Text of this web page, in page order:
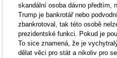
skandální osoba dávno předtím,
Trump je bankrotář nebo
zbankrotoval, tak této osobě
prezidentské funkci. Pokud je
To sice znamená, že je
dělat věci pro stát a nikoliv pro